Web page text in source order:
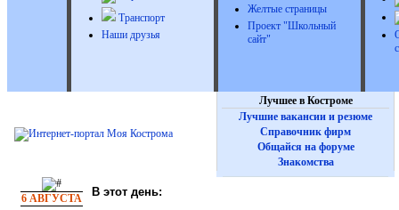
Транспорт
Наши друзья
Желтые страницы
Проект "Школьный
сайт"
Лучшее в Костроме
Лучшие вакансии и резюме
Справочник фирм
Общайся на форуме
Знакомства
6 АВГУСТА В этот день: